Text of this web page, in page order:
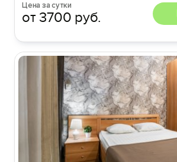
Цена за сутки
от 3700 руб.